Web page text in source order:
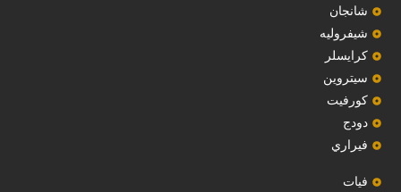
‏شانجان‏
شيفروليه
‏كرايسلر‏
سيتروين
‏كورفيت‏
دودج
فيراري
فيات